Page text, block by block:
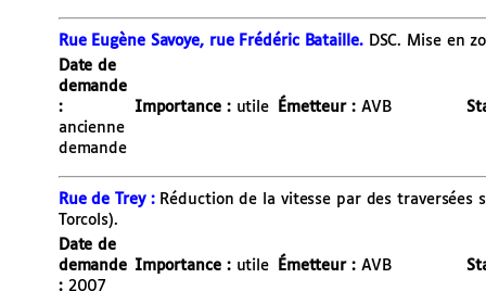
Rue Eugène Savoye, rue Frédéric Bataille. DSC. Mise en
Date de
demande
:
ancienne
demande
Importance : utile Émetteur :AVB
Rue de Trey :Réduction de la vitesse par des traversées
Torcols).
Date de
demande
:2007
Importance : utile Émetteur :AVB